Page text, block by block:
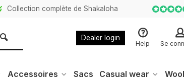
Collection complète de Shakaloha
Dealer login
Help Se
Accessoires Sacs Casual wear